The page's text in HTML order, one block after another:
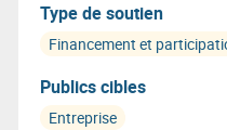
énergétique. Les projets
favoriser une utilisation
transition vers une
Type de soutien
Financement et
Publics cibles
Entreprise